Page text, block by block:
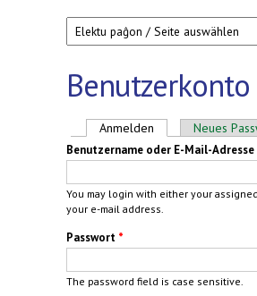
Benutzerkonto
Haupt-Reiter
Anmelden (aktiver Reiter)
Neues
Benutzername oder E-Mail-Adresse
You may login with either your
your e-mail address.
Passwort *
The password field is case sensitive.